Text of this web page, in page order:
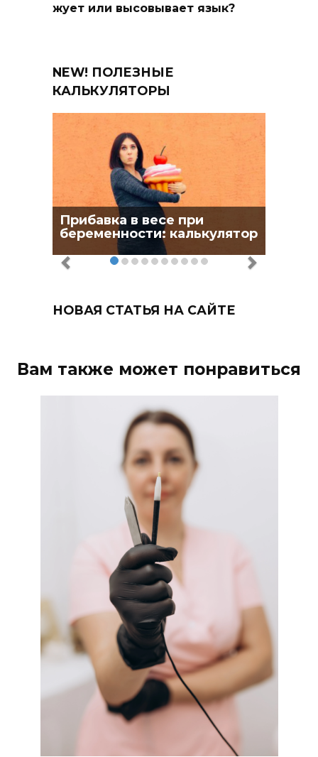
жует или высовывает язык?
NEW! ПОЛЕЗНЫЕ
КАЛЬКУЛЯТОРЫ
Прибавка в весе при
беременности: калькулятор
НОВАЯ СТАТЬЯ НА САЙТЕ
Вам также может понравиться